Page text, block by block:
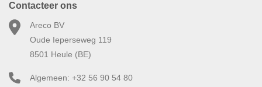
Contacteer ons
Areco BV
Oude Ieperseweg 119
8501 Heule (BE)
Algemeen: +32 56 90 54 80